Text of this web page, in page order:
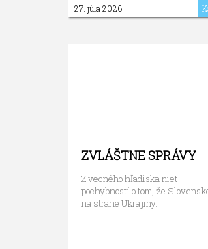
27. júla 2026
ZVLÁŠTNE SPRÁVY
Z vecného hľadiska niet
pochybností o tom, že
na strane Ukrajiny.